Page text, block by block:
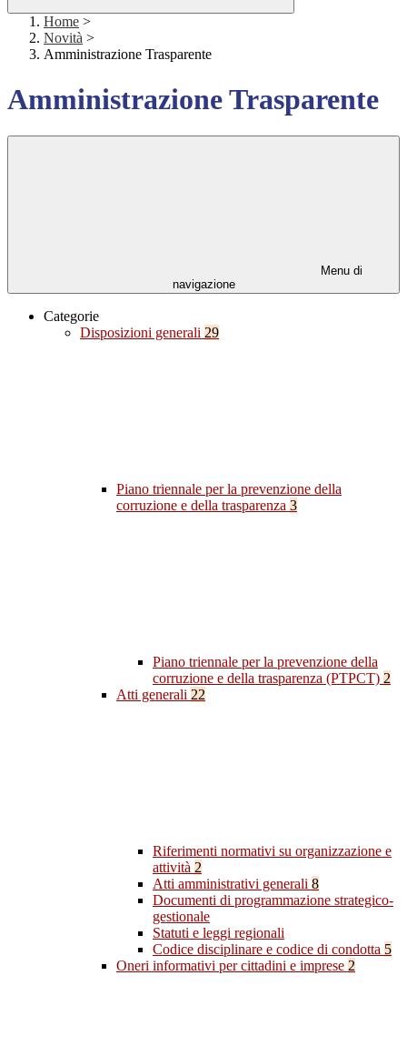
Home >
Novità >
Amministrazione Trasparente
Amministrazione Trasparente
Menu di
navigazione
Categorie
Disposizioni generali 29
Piano triennale per la prevenzione della
corruzione e della trasparenza 3
Piano triennale per la prevenzione della
corruzione e della trasparenza (PTPCT) 2
Atti generali 22
Riferimenti normativi su organizzazione e
attività 2
Atti amministrativi generali 8
Documenti di programmazione strategico-
gestionale
Statuti e leggi regionali
Codice disciplinare e codice di condotta 5
Oneri informativi per cittadini e imprese 2